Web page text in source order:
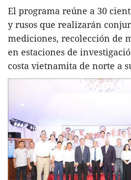
El programa reúne a 30
y rusos que realizarán
mediciones, recolección de
en estaciones de
costa vietnamita de norte a